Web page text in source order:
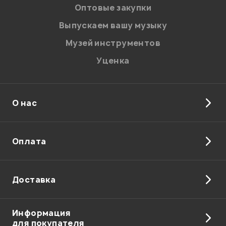
Оптовые закупки
Выпускаем вашу музыку
Музей инструментов
Уценка
О нас
Оплата
Доставка
Информация
для покупателя